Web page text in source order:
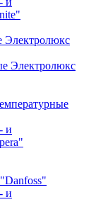
Электролюкс
Электролюкс
и
и